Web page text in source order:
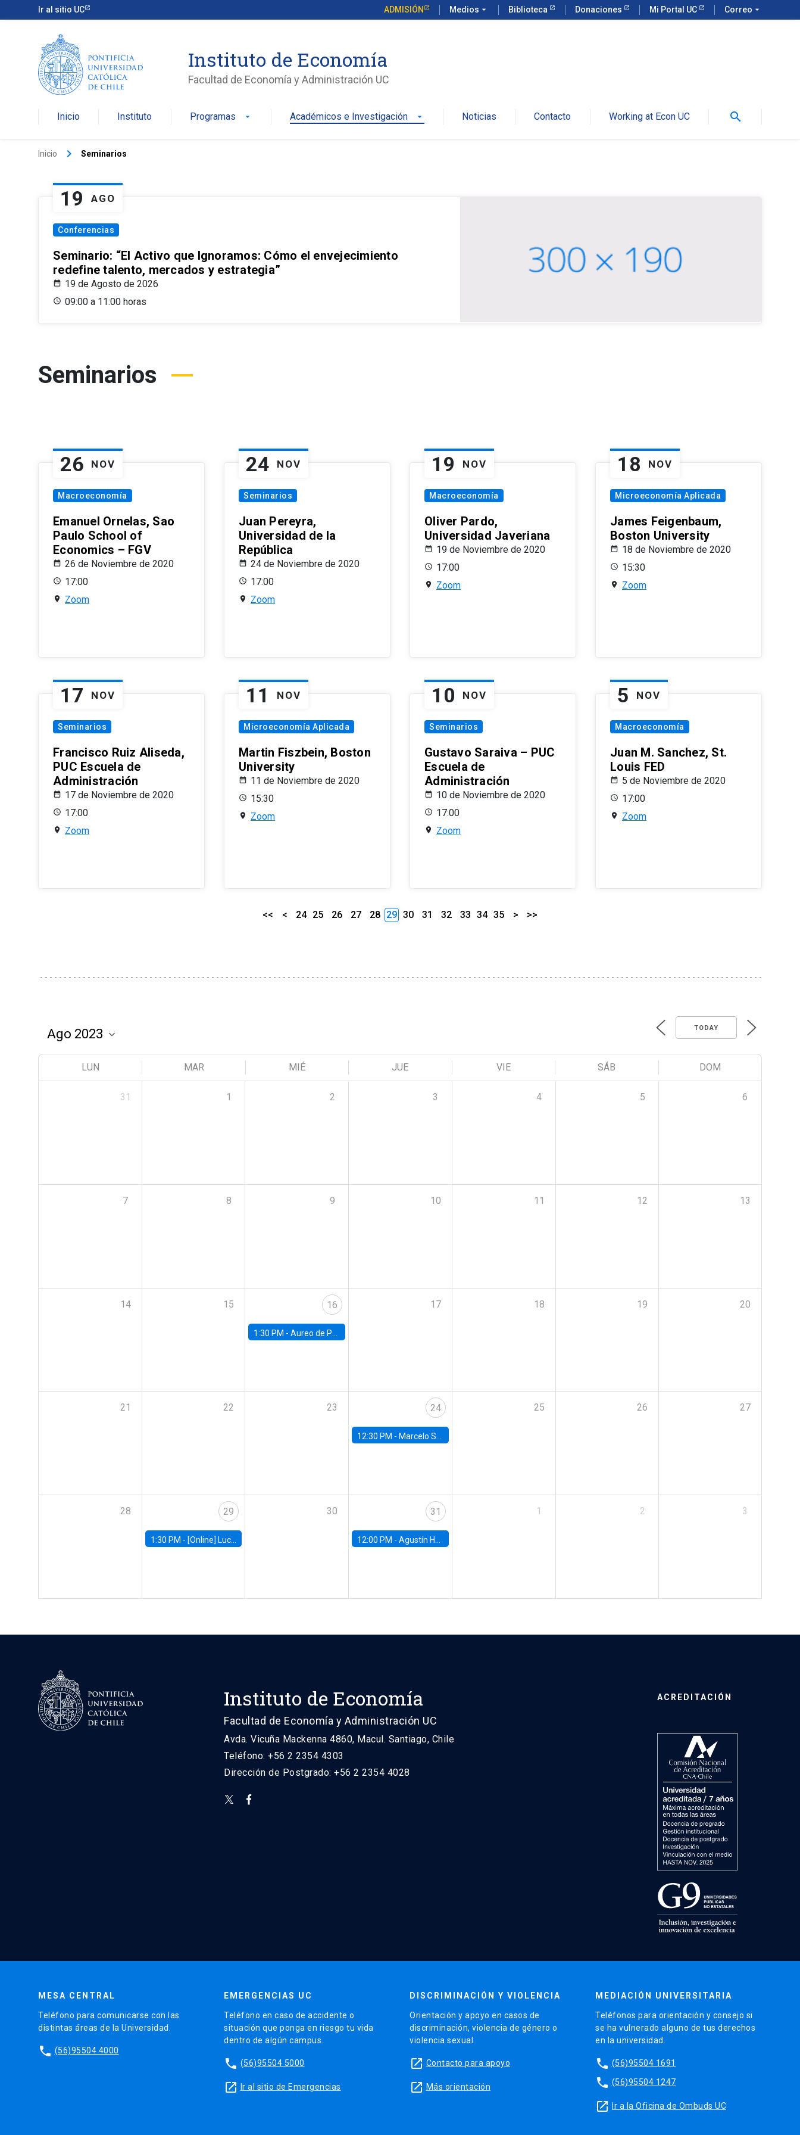
Ir al sitio UC ADMISIÓN Medios arrow_drop_down Biblioteca Donaciones Mi Portal UC Correo arrow_drop_down
Instituto de Economía
Facultad de Economía y Administración UC
Inicio Instituto Programas arrow_drop_down Académicos e Investigación arrow_drop_down Noticias Contacto Working at Econ UC search
Inicio keyboard_arrow_right Seminarios
19 AGO
Conferencias
Seminario: “El Activo que Ignoramos: Cómo el envejecimiento
redefine talento, mercados y estrategia”
19 de Agosto de 2026
09:00 a 11:00 horas
Seminarios
26 NOV
Macroeconomía
Emanuel Ornelas, Sao
Paulo School of
Economics – FGV
26 de Noviembre de 2020
17:00
Zoom
24 NOV
Seminarios
Juan Pereyra,
Universidad de la
República
24 de Noviembre de 2020
17:00
Zoom
19 NOV
Macroeconomía
Oliver Pardo,
Universidad Javeriana
19 de Noviembre de 2020
17:00
Zoom
18 NOV
Microeconomía Aplicada
James Feigenbaum,
Boston University
18 de Noviembre de 2020
15:30
Zoom
17 NOV
Seminarios
Francisco Ruiz Aliseda,
PUC Escuela de
Administración
17 de Noviembre de 2020
17:00
Zoom
11 NOV
Microeconomía Aplicada
Martin Fiszbein, Boston
University
11 de Noviembre de 2020
15:30
Zoom
10 NOV
Seminarios
Gustavo Saraiva – PUC
Escuela de
Administración
10 de Noviembre de 2020
17:00
Zoom
5 NOV
Macroeconomía
Juan M. Sanchez, St.
Louis FED
5 de Noviembre de 2020
17:00
Zoom
<< < 24 25 26 27 28 29 30 31 32 33 34 35 > >>
TODAY
LUN MAR MIÉ JUE VIE SÁB DOM
31 1 2 3 4 5 6
7 8 9 10 11 12 13
14 15 16
1:30 PM -Aureo de Paula, UCL
17 18 19 20
21 22 23 24
12:30 PM - Marcelo Sant'Anna, FGV - EPGE
25 26 27
28 29
1:30 PM - [Online] Luciana Juvenal, International Monetary Fund (IMF)
30 31
12:00 PM -Agustín Hurtado, University of Maryland
1 2 3
Instituto de Economía
Facultad de Economía y Administración UC
Avda. Vicuña Mackenna 4860, Macul. Santiago, Chile
Teléfono: +56 2 2354 4303
Dirección de Postgrado: +56 2 2354 4028
ACREDITACIÓN
MESA CENTRAL
Teléfono para comunicarse con las
distintas áreas de la Universidad.
phone (56)95504 4000
EMERGENCIAS UC
Teléfono en caso de accidente o
situación que ponga en riesgo tu vida
dentro de algún campus.
phone (56)95504 5000
launch Ir al sitio de Emergencias
DISCRIMINACIÓN Y VIOLENCIA
Orientación y apoyo en casos de
discriminación, violencia de género o
violencia sexual.
launch Contacto para apoyo
launch Más orientación
MEDIACIÓN UNIVERSITARIA
Teléfonos para orientación y consejo si
se ha vulnerado alguno de tus derechos
en la universidad.
phone (56)95504 1691
phone (56)95504 1247
launch Ir a la Oficina de Ombuds UC